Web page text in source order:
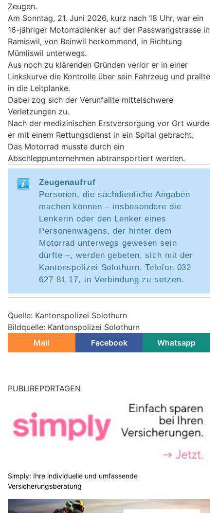
Zeugen.
Am Sonntag, 21. Juni 2026, kurz nach 18 Uhr, war ein
16-jähriger Motorradlenker auf der Passwangstrasse in
Ramiswil, von Beinwil herkommend, in Richtung
Mümliswil unterwegs.
Aus noch zu klärenden Gründen verlor er in einer
Linkskurve die Kontrolle über sein Fahrzeug und prallte
in die Leitplanke.
Dabei zog sich der Verunfallte mittelschwere
Verletzungen zu.
Nach der medizinischen Erstversorgung vor Ort wurde
er mit einem Rettungsdienst in ein Spital gebracht.
Das Motorrad musste durch ein
Abschleppunternehmen abtransportiert werden.
Zeugenaufruf
Personen, die sachdienliche Angaben
machen können – insbesondere die
Lenkerin oder den Lenker eines
Personenwagens, der hinter dem
Motorrad unterwegs gewesen sein
dürfte –, werden gebeten, sich mit der
Kantonspolizei Solothurn, Telefon 032
627 81 17, in Verbindung zu setzen.
Quelle: Kantonspolizei Solothurn
Bildquelle: Kantonspolizei Solothurn
Mail
Facebook Whatsapp